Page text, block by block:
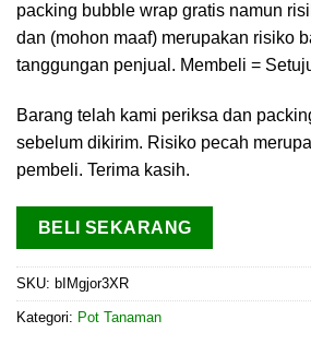
packing bubble wrap gratis namun
dan (mohon maaf) merupakan risiko
tanggungan penjual. Membeli =
Barang telah kami periksa dan
sebelum dikirim. Risiko pecah
pembeli. Terima kasih.
BELI SEKARANG
SKU: bIMgjor3XR
Kategori: Pot Tanaman